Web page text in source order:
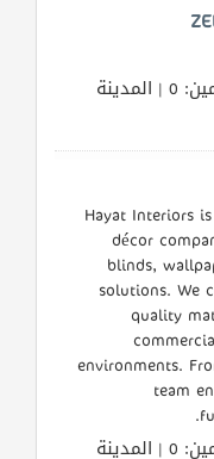
Hayat Interiors
décor
blinds,
solutions. We
quality
environments.
team